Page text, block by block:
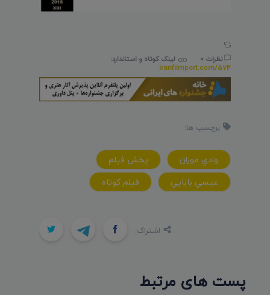
نظرات 0
لینک کوتاه و استاندارد:
iranfilmport.com/574
برچسب ها:
وادي موران
پخش فيلم
عيسي بابايي
فيلم کوتاه
اشتراک:
پست های مرتبط